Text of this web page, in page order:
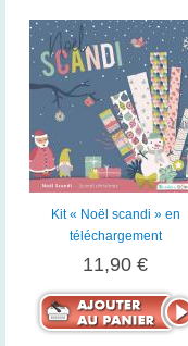
Kit « Noël scandi » en
téléchargement
11,90 €